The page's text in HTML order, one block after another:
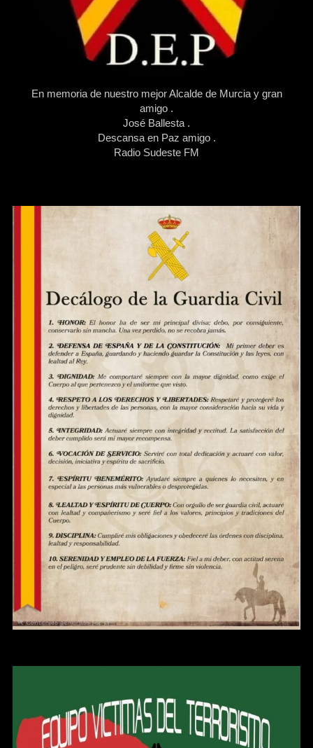
En memoria de nuestro mejor Alcalde de Murcia y gran
amigo .
José Ballesta .
Descansa en Paz amigo .
Radio Sudeste FM